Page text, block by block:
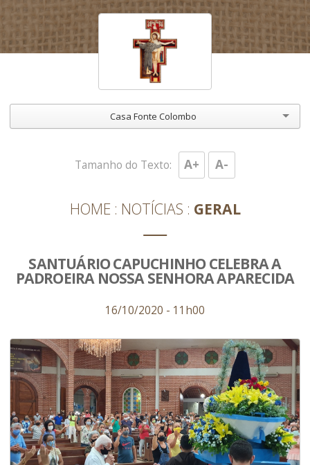
Casa Fonte Colombo
HOME NOTÍCIAS GERAL
Tamanho do Texto: A+ A-
SANTUÁRIO CAPUCHINHO CELEBRA A
PADROEIRA NOSSA SENHORA APARECIDA
16/10/2020 - 11h00